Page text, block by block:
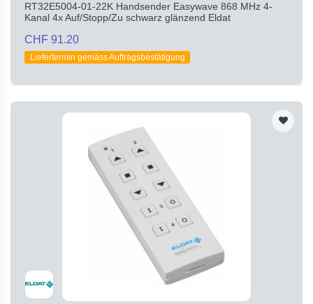
RT32E5004-01-22K Handsender Easywave 868 MHz 4-
Kanal 4x Auf/Stopp/Zu schwarz glänzend Eldat
CHF 91.20
Liefertermin gemäss Auftragsbestätigung